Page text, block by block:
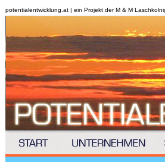
potentialentwicklung.at | ein Projekt der M & M